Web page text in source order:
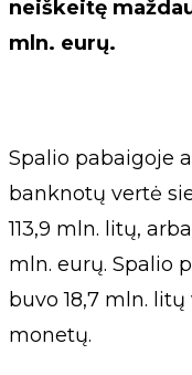
neiškeitę
mln. eurų.
Spalio pabaigoje
banknotų vertė
113,9 mln. litų,
mln. eurų. Spalio
buvo 18,7 mln.
monetų.